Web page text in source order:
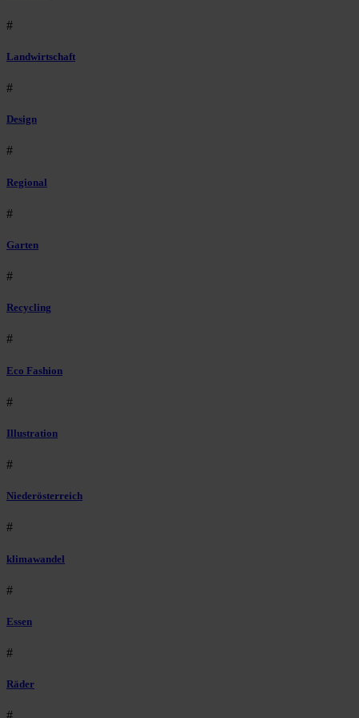
#
Landwirtschaft
#
Design
#
Regional
#
Garten
#
Recycling
#
Eco Fashion
#
Illustration
#
Niederösterreich
#
klimawandel
#
Essen
#
Räder